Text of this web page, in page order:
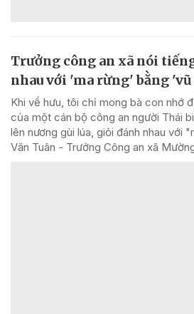
Trưởng công an xã nói
nhau với 'ma rừng' bằng
Khi về hưu, tôi chỉ mong bà con nhớ
của một cán bộ công an người Thái
lên nương gùi lúa, giỏi đánh nhau với
Văn Tuân - Trưởng Công an xã